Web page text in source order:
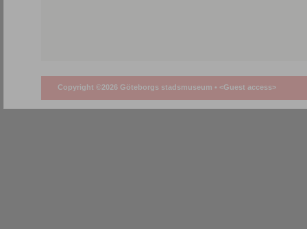
Copyright ©2026 Göteborgs stadsmuseum • <Guest access>